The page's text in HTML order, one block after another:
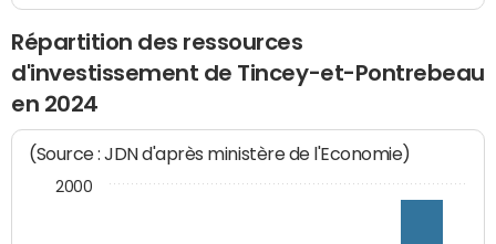
Répartition des ressources
d'investissement de Tincey-et-Pontrebeau
en 2024
(Source : JDN d'après ministère de l'Economie)
2000